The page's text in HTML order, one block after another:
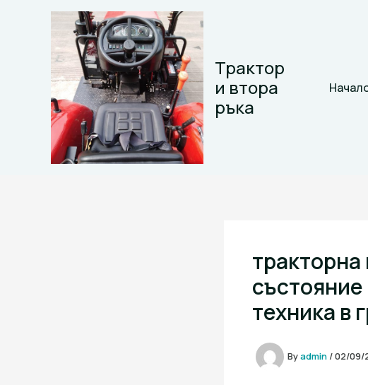
Трактор
и втора
ръка
тракторна
състояние
техника в
Byadmin /02/09/